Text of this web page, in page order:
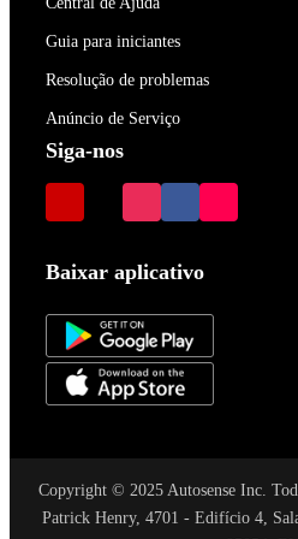
Guia para iniciantes
Resolução de problemas
Anúncio de Serviço
Siga-nos
Baixar aplicativo
Copyright © 2025 Autosense Inc.
Patrick Henry, 4701 - Edifício 4,